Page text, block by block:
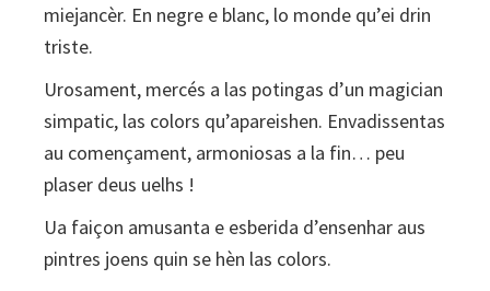
miejancèr. En negre e blanc, lo monde qu’ei drin
triste.
Urosament, mercés a las potingas d’un magician
simpatic, las colors qu’apareishen. Envadissentas
au començament, armoniosas a la fin… peu
plaser deus uelhs !
Ua faiçon amusanta e esberida d’ensenhar aus
pintres joens quin se hèn las colors.